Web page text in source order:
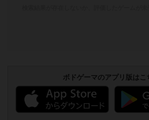
ボドゲーマのアプリ版はこ